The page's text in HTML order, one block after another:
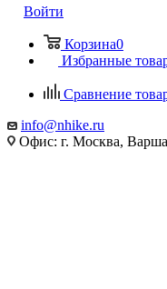
Войти
Корзина0
Избранные
Сравнение
info@nhike.ru
Офис: г. Москва,